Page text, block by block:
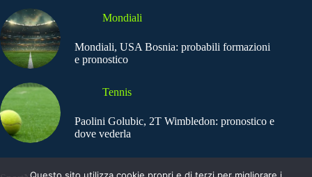
Mondiali
Mondiali, USA Bosnia: probabili formazioni
e pronostico
Tennis
Paolini Golubic, 2T Wimbledon: pronostico e
dove vederla